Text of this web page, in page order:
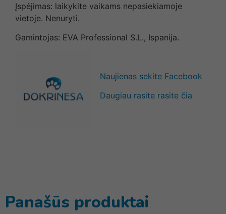
Įspėjimas: laikykite vaikams nepasiekiamoje
vietoje. Nenuryti.
Gamintojas: EVA Professional S.L., Ispanija.
Naujienas sekite Facebook
Daugiau rasite rasite čia
Panašūs produktai